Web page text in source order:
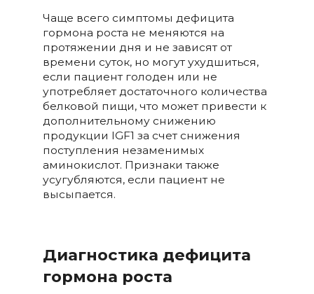
Чаще всего симптомы дефицита
гормона роста не меняются на
протяжении дня и не зависят от
времени суток, но могут ухудшиться,
если пациент голоден или не
употребляет достаточного количества
белковой пищи, что может привести к
дополнительному снижению
продукции IGF1 за счет снижения
поступления незаменимых
аминокислот. Признаки также
усугубляются, если пациент не
высыпается.
Диагностика дефицита
гормона роста